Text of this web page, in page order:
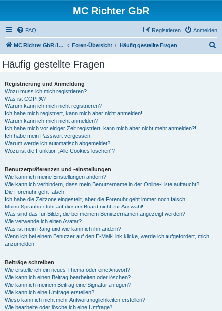
MC Richter GbR
FAQ Anmelden
Registrieren
MC Richter GbR (Impressum / Datenschutz) Foren-Übersicht Häufig gestellte Fragen
Häufig gestellte Fragen
Registrierung und Anmeldung
Wozu muss ich mich registrieren?
Was ist COPPA?
Warum kann ich mich nicht registrieren?
Ich habe mich registriert, kann mich aber nicht anmelden!
Warum kann ich mich nicht anmelden?
Ich habe mich vor einiger Zeit registriert, kann mich aber nicht mehr anmelden?!
Ich habe mein Passwort vergessen!
Warum werde ich automatisch abgemeldet?
Wozu ist die Funktion „Alle Cookies löschen“?
Benutzerpräferenzen und -einstellungen
Wie kann ich meine Einstellungen ändern?
Wie kann ich verhindern, dass mein Benutzername in der Online-Liste auftaucht?
Die Forenuhr geht falsch!
Ich habe die Zeitzone eingestellt, aber die Forenuhr geht immer noch falsch!
Meine Sprache steht auf diesem Board nicht zur Auswahl!
Was sind das für Bilder, die bei meinem Benutzernamen angezeigt werden?
Wie verwende ich einen Avatar?
Was ist mein Rang und wie kann ich ihn ändern?
Wenn ich bei einem Benutzer auf den E-Mail-Link klicke, werde ich aufgefordert, mich
anzumelden.
Beiträge schreiben
Wie erstelle ich ein neues Thema oder eine Antwort?
Wie kann ich einen Beitrag bearbeiten oder löschen?
Wie kann ich meinem Beitrag eine Signatur anfügen?
Wie kann ich eine Umfrage erstellen?
Wieso kann ich nicht mehr Antwortmöglichkeiten erstellen?
Wie bearbeite oder lösche ich eine Umfrage?